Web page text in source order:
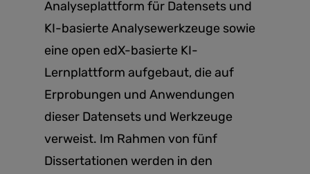
Analyseplattform für Datensets und
KI-basierte Analysewerkzeuge sowie
eine open edX-basierte KI-
Lernplattform aufgebaut, die auf
Erprobungen und Anwendungen
dieser Datensets und Werkzeuge
verweist. Im Rahmen von fünf
Dissertationen werden in den